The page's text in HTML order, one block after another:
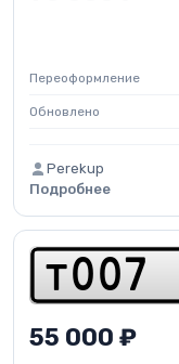
Переоформление
Обновлено
Perekup
Подробнее
t 0 0 7
55 000 ₽